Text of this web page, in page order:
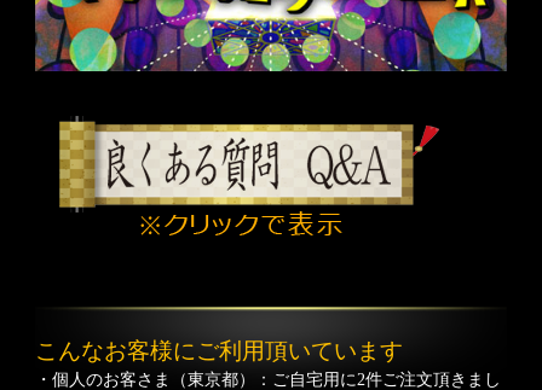
こんなお客様にご利用頂いています
・個人のお客さま（東京都）：ご自宅用に2件ご注文頂きまし